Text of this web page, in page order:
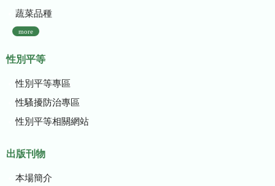
蔬菜品種
more
性別平等
性別平等專區
性騷擾防治專區
性別平等相關網站
出版刊物
本場簡介